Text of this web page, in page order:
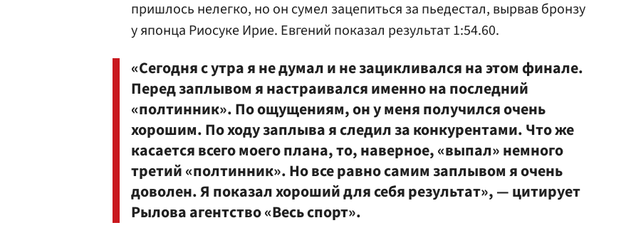
пришлось нелегко, но он сумел зацепиться за пьедестал, вырвав бронзу
у японца Риосуке Ирие. Евгений показал результат 1:54.60.
«Сегодня с утра я не думал и не зацикливался на этом финале.
Перед заплывом я настраивался именно на последний
«полтинник». По ощущениям, он у меня получился очень
хорошим. По ходу заплыва я следил за конкурентами. Что же
касается всего моего плана, то, наверное, «выпал» немного
третий «полтинник». Но все равно самим заплывом я очень
доволен. Я показал хороший для себя результат», — цитирует
Рылова агентство «Весь спорт».